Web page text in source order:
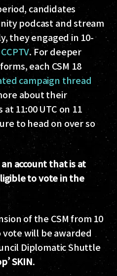
candidates
podcast and stream
they engaged in 10-
CCPTV. For deeper
each CSM 18
campaign thread
about their
11:00 UTC on 11
to head on over so
account that is at
to vote in the
of the CSM from 10
vote will be awarded
Diplomatic Shuttle
SKIN.